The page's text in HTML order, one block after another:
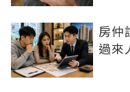
房仲
過來